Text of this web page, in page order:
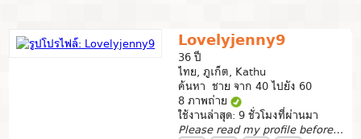
Lovelyjenny9
36 ปี
ไทย, ภูเก็ต, Kathu
ค้นหา ชาย จาก 40 ไปยัง 60
8 ภาพถ่าย
ใช้งานล่าสุด: 9 ชั่วโมงที่ผ่านมา
Please read my profile before sending me a message